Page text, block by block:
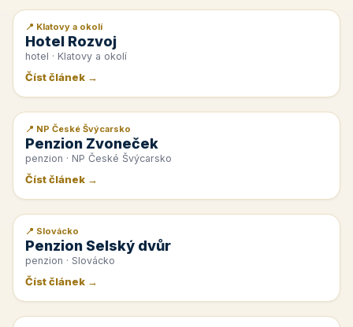
📰 PR článek
📍 Klatovy a okolí
Hotel Rozvoj
hotel · Klatovy a okolí
Číst článek →
📰 PR článek
📍 NP České Švýcarsko
Penzion Zvoneček
penzion · NP České Švýcarsko
Číst článek →
📰 PR článek
📍 Slovácko
Penzion Selský dvůr
penzion · Slovácko
Číst článek →